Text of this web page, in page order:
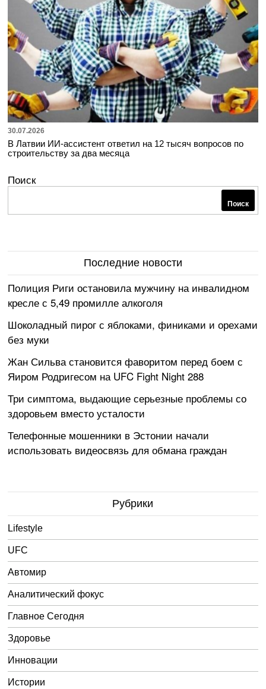
30.07.2026
В Латвии ИИ-ассистент ответил на 12 тысяч вопросов по
строительству за два месяца
Поиск
Поиск
Последние новости
Полиция Риги остановила мужчину на инвалидном
кресле с 5,49 промилле алкоголя
Шоколадный пирог с яблоками, финиками и орехами
без муки
Жан Сильва становится фаворитом перед боем с
Яиром Родригесом на UFC Fight Night 288
Три симптома, выдающие серьезные проблемы со
здоровьем вместо усталости
Телефонные мошенники в Эстонии начали
использовать видеосвязь для обмана граждан
Рубрики
Lifestyle
UFC
Автомир
Аналитический фокус
Главное Сегодня
Здоровье
Инновации
Истории